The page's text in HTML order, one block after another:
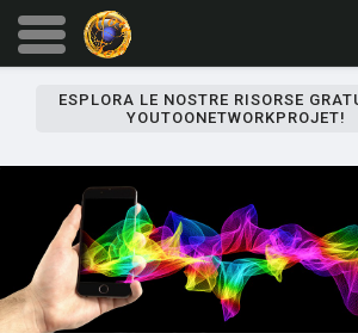
ESPLORA LE NOSTRE RISORSE
YOUTOONETWORKPROJET!